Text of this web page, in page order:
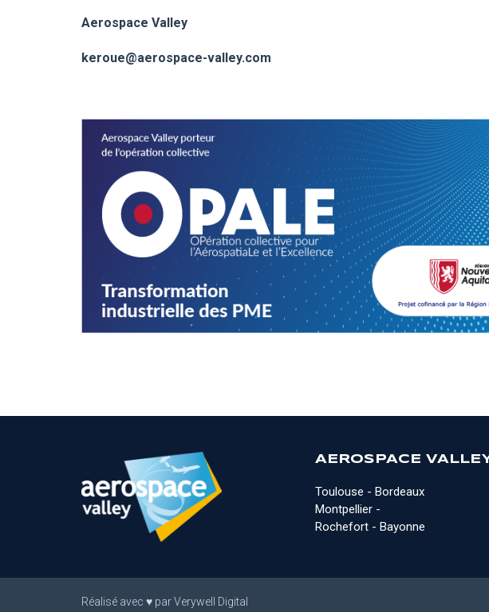
Aerospace Valley
keroue@aerospace-valley.com
AEROSPACE
Toulouse - Bordeaux
Montpellier -
Rochefort - Bayonne
Réalisé avec ♥ parVerywell Digital